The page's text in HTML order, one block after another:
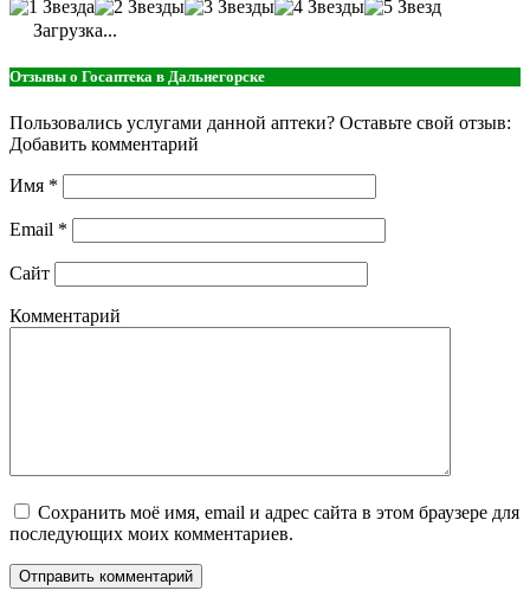
Загрузка...
Отзывы о Госаптека в Дальнегорске
Пользовались услугами данной аптеки? Оставьте свой отзыв:
Добавить комментарий
Имя *
Email *
Сайт
Комментарий
Сохранить моё имя, email и адрес сайта в этом браузере для
последующих моих комментариев.